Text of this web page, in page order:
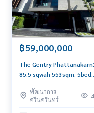
฿59,000,000
The Gentry
85.5 sqwah 553sqm. 5bed
Am: 0656199198
พัฒนาการ
ศรีนครินทร์